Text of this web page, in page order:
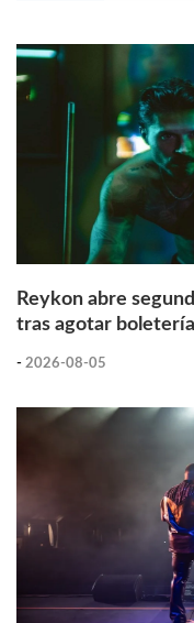
Reykon abre
tras agotar
- 2026-08-05